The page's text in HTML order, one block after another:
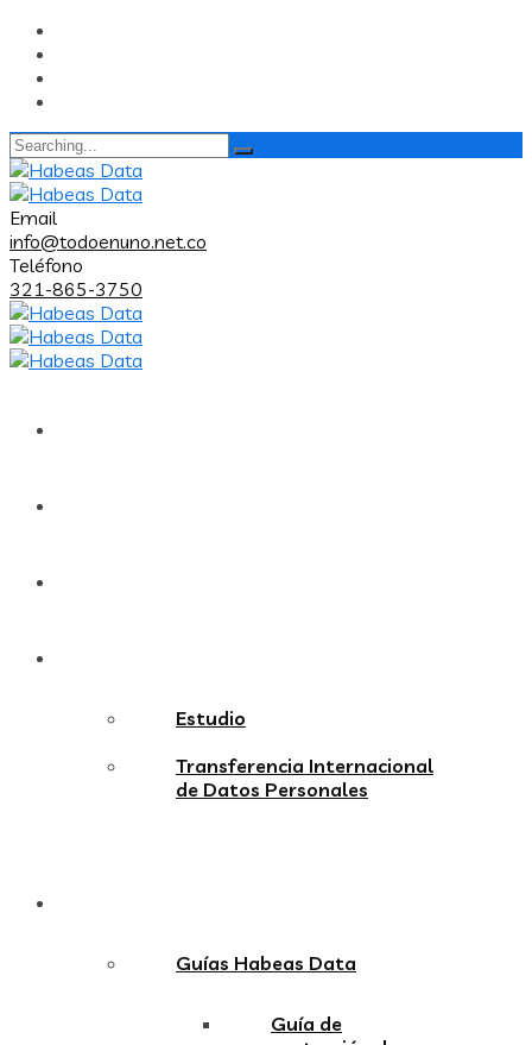
Search
for:
Email
info@todoenuno.net.co
Teléfono
321-865-3750
Estudio
Transferencia Internacional
de Datos Personales
Guías Habeas Data
Guía de